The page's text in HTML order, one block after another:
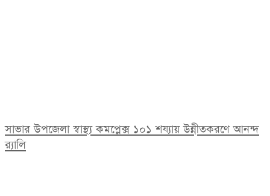
সাভার উপজেলা স্বাস্থ্য কমপ্লেক্স ১০১ শয্যায় উন্নীতকরণে আনন্দ
র‍্যালি